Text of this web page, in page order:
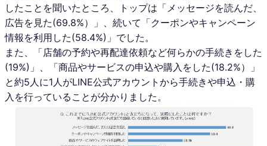
したことを聞いたところ、トップは「メッセージを読んだ、
広告を見た(69.8%）」、続いて「クーポンやキャンペーン
情報を利用した(58.4%)」でした。
また、「店舗の予約や再配達依頼など何らかの手続きをした
(19%)」、「商品やサービスの申込や購入をした(18.2%）」
と約5人に1人がLINE公式アカウントから手続きや申込・購
入を行っていることが分かりました。